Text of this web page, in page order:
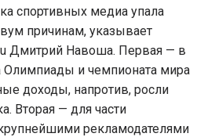
спортивных медиа упала
причинам, указывает
Дмитрий Навоша. Первая — в
Олимпиады и чемпионата мира
доходы, напротив, росли
Вторая — для части
рекламодателями